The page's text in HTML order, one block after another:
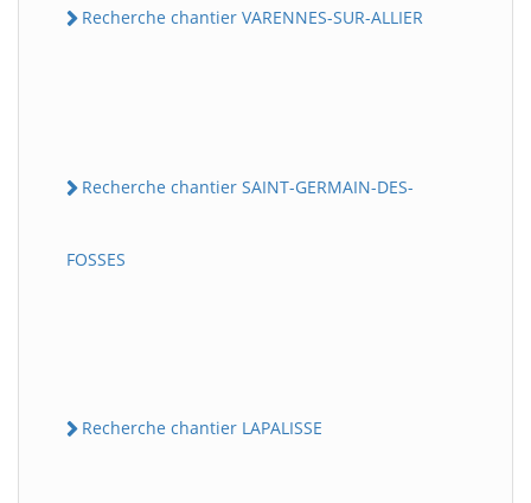
Recherche chantier VARENNES-SUR-ALLIER
Recherche chantier SAINT-GERMAIN-DES-
FOSSES
Recherche chantier LAPALISSE